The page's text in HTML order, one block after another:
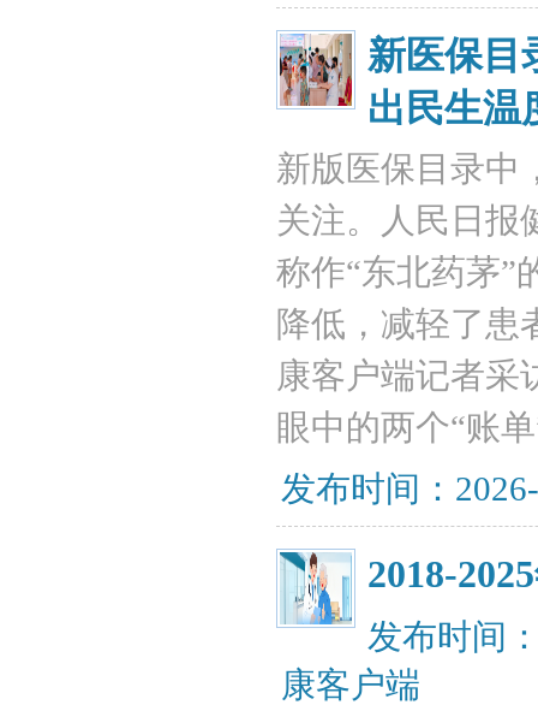
新医保目
出民生温
新版医保目录中
关注。人民日报
称作“东北药茅”
降低，减轻了患
康客户端记者采
眼中的两个“账
发布时间：
2018-
发布时间
康客户端